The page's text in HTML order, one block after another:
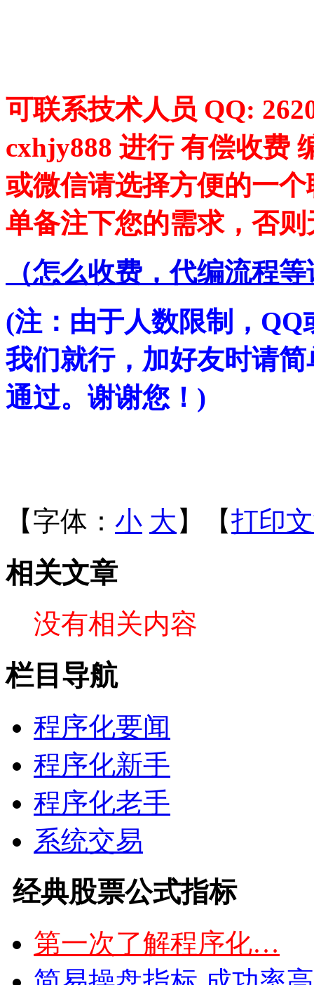
可联系技术人员 QQ:
cxhjy888 进行 有偿收费
或微信请选择方便的一
单备注下您的需求，否
（怎么收费，代编流程
(注：由于人数限制，
我们就行，加好友时请
通过。谢谢您！)
【字体： 小 大 】【打印
相关文章
没有相关内容
栏目导航
程序化要闻
程序化新手
程序化老手
系统交易
经典股票公式指标
第一次了解程序化…